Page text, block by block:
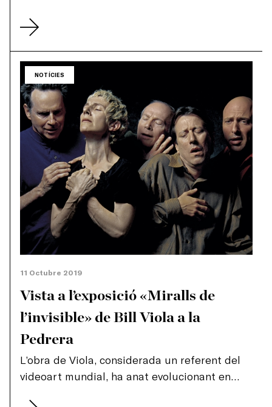
NOTÍCIES
11 Octubre 2019
Vista a l’exposició «Miralls de
l’invisible» de Bill Viola a la
Pedrera
L’obra de Viola, considerada un referent del
videoart mundial, ha anat evolucionant en